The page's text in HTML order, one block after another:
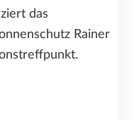
das
Rainer